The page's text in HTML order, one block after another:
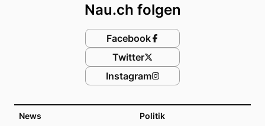
News Politik
Nau.ch folgen
Facebook
Twitter
Instagram